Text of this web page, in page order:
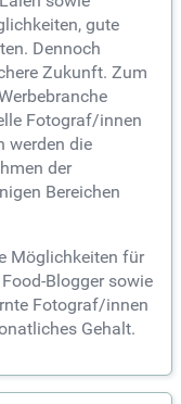
gute
Dennoch
Zukunft. Zum
Fotograf/innen
werden die
der
Bereichen
Möglichkeiten für
Blogger sowie
Fotograf/innen
Gehalt.